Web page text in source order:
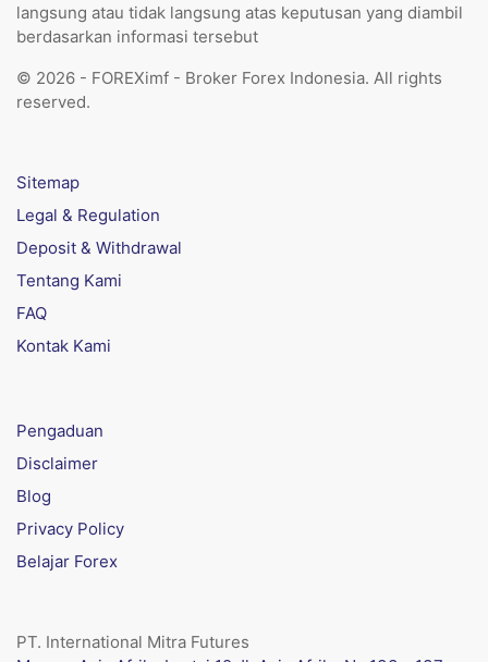
langsung atau tidak langsung atas keputusan yang diambil
berdasarkan informasi tersebut
© 2026 - FOREXimf - Broker Forex Indonesia. All rights
reserved.
Sitemap
Legal & Regulation
Deposit & Withdrawal
Tentang Kami
FAQ
Kontak Kami
Pengaduan
Disclaimer
Blog
Privacy Policy
Belajar Forex
PT. International Mitra Futures